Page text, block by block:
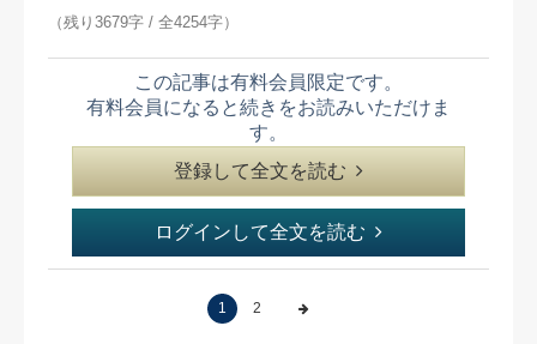
（残り3679字 / 全4254字）
この記事は有料会員限定です。
有料会員になると続きをお読みいただけま
す。
登録して全文を読む
ログインして全文を読む
1 2